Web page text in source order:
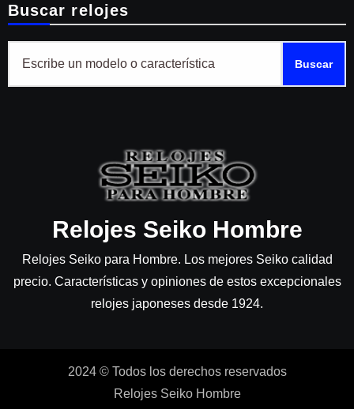
Buscar relojes
Buscar
Relojes Seiko Hombre
Relojes Seiko para Hombre. Los mejores Seiko calidad
precio. Características y opiniones de estos excepcionales
relojes japoneses desde 1924.
2024 © Todos los derechos reservados
Relojes Seiko Hombre